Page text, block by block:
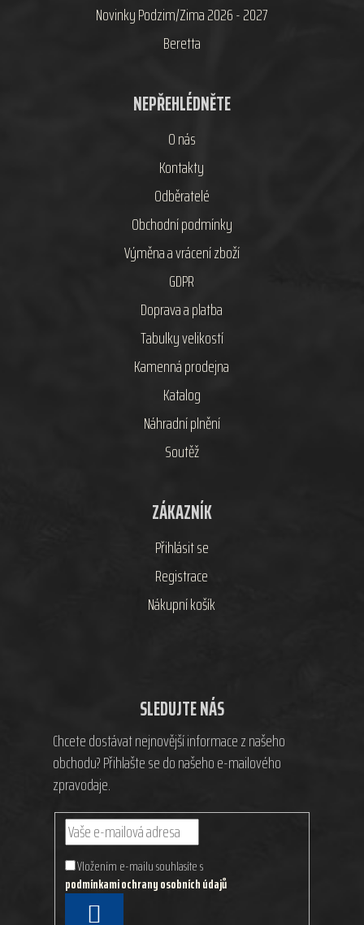
Novinky Podzim/Zima 2026 - 2027
Beretta
NEPŘEHLÉDNĚTE
O nás
Kontakty
Odběratelé
Obchodní podmínky
Výměna a vrácení zboží
GDPR
Doprava a platba
Tabulky velikostí
Kamenná prodejna
Katalog
Náhradní plnění
Soutěž
ZÁKAZNÍK
Přihlásit se
Registrace
Nákupní košík
SLEDUJTE NÁS
Chcete dostávat nejnovější informace z našeho
obchodu? Přihlašte se do našeho e-mailového
zpravodaje.
Vložením e-mailu souhlasíte s
podmínkami ochrany osobních údajů